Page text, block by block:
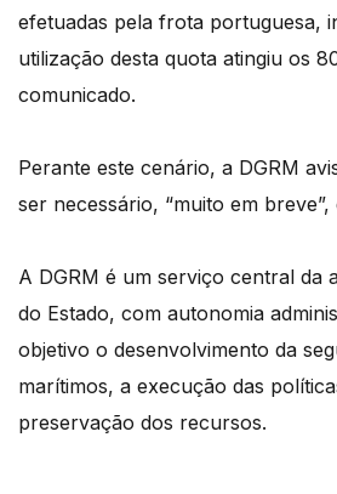
efetuadas pela frota portuguesa,
utilização desta quota atingiu os
comunicado.
Perante este cenário, a DGRM
ser necessário, “muito em
A DGRM é um serviço central da
do Estado, com autonomia
objetivo o desenvolvimento da
marítimos, a execução das
preservação dos recursos.